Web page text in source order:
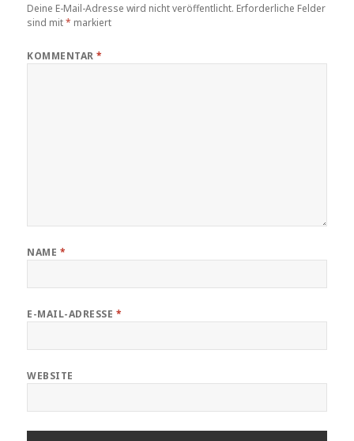
Deine E-Mail-Adresse wird nicht veröffentlicht. Erforderliche Felder
sind mit* markiert
KOMMENTAR*
NAME *
E-MAIL-ADRESSE *
WEBSITE